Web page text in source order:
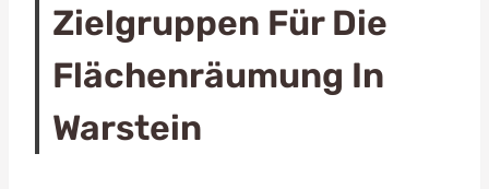
Zielgruppen Für Die
Flächenräumung In
Warstein